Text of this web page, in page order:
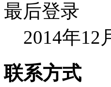
最后登录
2014年12
联系方式